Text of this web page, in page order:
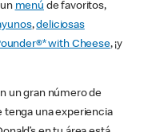
menú de favoritos,
,deliciosas
with Cheese, ¡y
un gran número de
tenga una experiencia